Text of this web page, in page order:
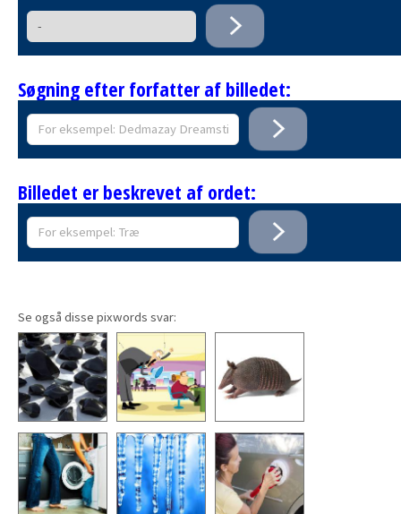
Søgning efter forfatter af billedet:
Billedet er beskrevet af ordet:
Se også disse pixwords svar: